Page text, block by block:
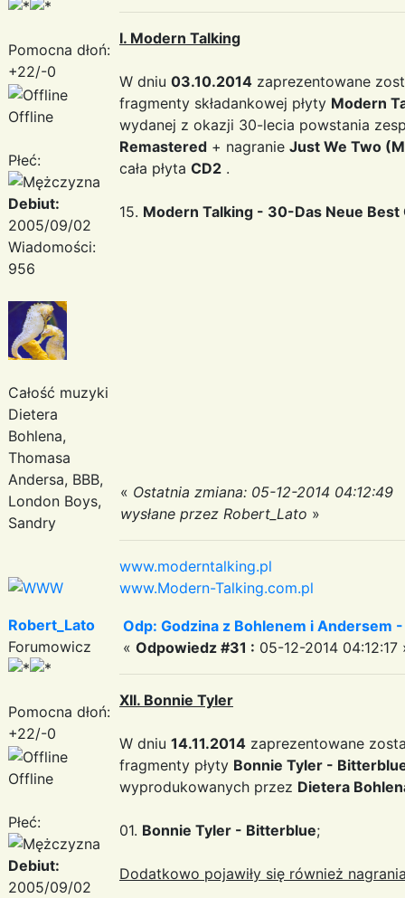
Pomocna dłoń:
+22/-0
Offline
Płeć:
Debiut:
2005/09/02
Wiadomości:
956
Całość muzyki
Dietera
Bohlena,
Thomasa
Andersa, BBB,
London Boys,
Sandry
I. Modern Talking
W dniu 03.10.2014 zaprezentowane
fragmenty składankowej płyty Modern
wydanej z okazji 30-lecia powstania
Remastered + nagranie Just We Two
cała płyta CD2 .
15. Modern Talking - 30-Das Neue Best
« Ostatnia zmiana: 05-12-2014 04:12:49
wysłane przez Robert_Lato »
www.moderntalking.pl
www.Modern-Talking.com.pl
Robert_Lato
Forumowicz
Pomocna dłoń:
+22/-0
Offline
Płeć:
Debiut:
2005/09/02
Odp: Godzina z Bohlenem i Andersem
« Odpowiedz #31 : 05-12-2014 04:12:17
XII. Bonnie Tyler
W dniu 14.11.2014 zaprezentowane
fragmenty płyty Bonnie Tyler -
wyprodukowanych przez Dietera
01. Bonnie Tyler - Bitterblue;
Dodatkowo pojawiły się również